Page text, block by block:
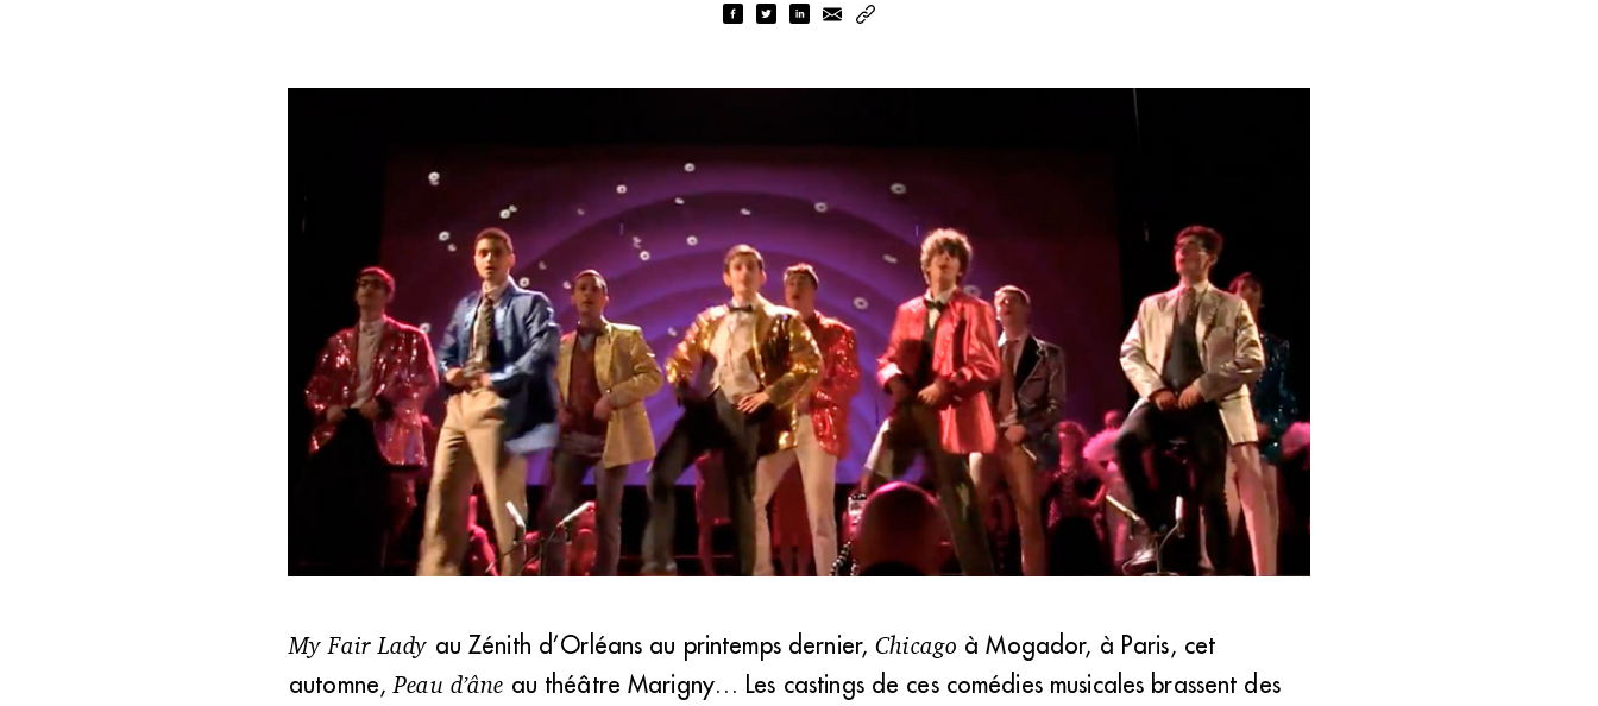
Le CRR de Saint-Maur-des-Fossés propose une formation en comédie musicale qui aboutit un DEM unique en France. (DR)
My Fair Lady au Zénith d’Orléans au printemps dernier,Chicago à Mogador, à Paris, cet
automne, Peau d’âne au théâtre Marigny… Les castings de ces comédies musicales brassent des